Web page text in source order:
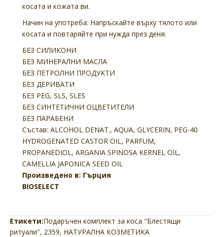
косата и кожата ви.
Начин на употреба: Напръскайте върху тялото или
косата и повтаряйте при нужда през деня.
БЕЗ СИЛИКОНИ
БЕЗ МИНЕРАЛНИ МАСЛА
БЕЗ ПЕТРОЛНИ ПРОДУКТИ
БЕЗ ДЕРИВАТИ
БЕЗ PEG, SLS, SLES
БЕЗ СИНТЕТИЧНИ ОЦВЕТИТЕЛИ
БЕЗ ПАРАБЕНИ
Състав: ALCOHOL DENAT., AQUA, GLYCERIN, PEG-40
HYDROGENATED CASTOR OIL, PARFUM,
PROPANEDIOL, ARGANIA SPINOSA KERNEL OIL,
CAMELLIA JAPONICA SEED OIL
Произведено в: Гърция
BIOSELECT
Етикети:Подаръчен комплект за коса "Блестящи
ритуали", 2359, НАТУРАЛНА КОЗМЕТИКА